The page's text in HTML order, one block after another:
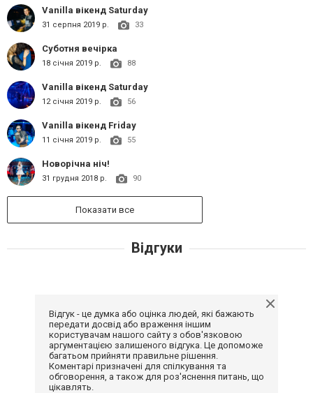
Vanilla вікенд Saturday
31 серпня 2019 р. 33
Суботня вечірка
18 січня 2019 р. 88
Vanilla вікенд Saturday
12 січня 2019 р. 56
Vanilla вікенд Friday
11 січня 2019 р. 55
Новорічна ніч!
31 грудня 2018 р. 90
Показати все
Відгуки
Відгук - це думка або оцінка людей, які бажають
передати досвід або враження іншим
користувачам нашого сайту з обов'язковою
аргументацією залишеного відгука. Це допоможе
багатьом прийняти правильне рішення.
Коментарі призначені для спілкування та
обговорення, а також для роз'яснення питань, що
цікавлять.